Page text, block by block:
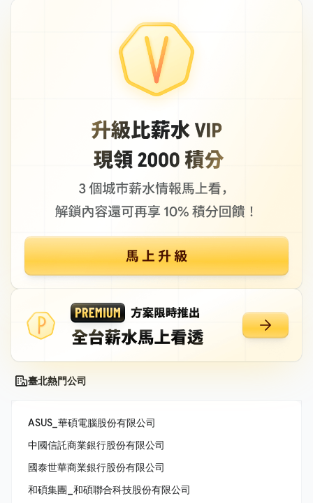
臺北熱門公司
ASUS_華碩電腦股份有限公司
中國信託商業銀行股份有限公司
國泰世華商業銀行股份有限公司
和碩集團_和碩聯合科技股份有限公司